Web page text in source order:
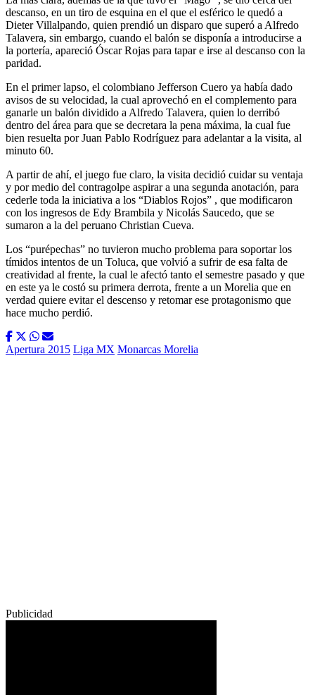
descanso, en un tiro de esquina en el que el esférico le quedó a
Dieter Villalpando, quien prendió un disparo que superó a Alfredo
Talavera, sin embargo, cuando el balón se disponía a introducirse a
la portería, apareció Óscar Rojas para tapar e irse al descanso con la
paridad.
En el primer lapso, el colombiano Jefferson Cuero ya había dado
avisos de su velocidad, la cual aprovechó en el complemento para
ganarle un balón dividido a Alfredo Talavera, quien lo derribó
dentro del área para que se decretara la pena máxima, la cual fue
bien resuelta por Juan Pablo Rodríguez para adelantar a la visita, al
minuto 60.
A partir de ahí, el juego fue claro, la visita decidió cuidar su ventaja
y por medio del contragolpe aspirar a una segunda anotación, para
cederle toda la iniciativa a los “Diablos Rojos” , que modificaron
con los ingresos de Edy Brambila y Nicolás Saucedo, que se
sumaron a la del peruano Christian Cueva.
Los “purépechas” no tuvieron mucho problema para soportar los
tímidos intentos de un Toluca, que volvió a sufrir de esa falta de
creatividad al frente, la cual le afectó tanto el semestre pasado y que
en este ya le costó su primera derrota, frente a un Morelia que en
verdad quiere evitar el descenso y retomar ese protagonismo que
hace mucho perdió.
Apertura 2015 Liga MX Monarcas Morelia
Publicidad